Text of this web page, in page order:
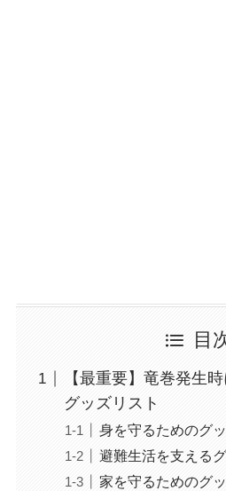
目
【最重要】竜巻発生
グッズリスト
身を守るためのグ
避難生活を支える
家を守るためのグ